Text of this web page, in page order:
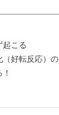
起こる
（好転反応）の